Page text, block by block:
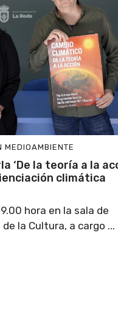
MEDIOAMBIENTE
‘De la teoría a la
climática
hora en la sala de
la Cultura, a cargo ...